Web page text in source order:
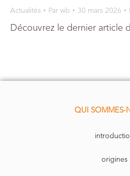
Actualités Par wb 30 mars 2026
Découvrez le dernier article
QUI SOMMES-
origines